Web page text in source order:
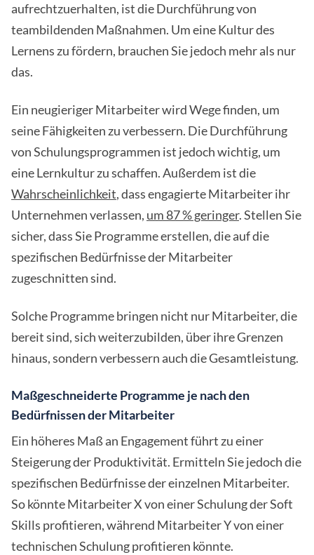
aufrechtzuerhalten, ist die Durchführung von
teambildenden Maßnahmen. Um eine Kultur des
Lernens zu fördern, brauchen Sie jedoch mehr als nur
das.
Ein neugieriger Mitarbeiter wird Wege finden, um
seine Fähigkeiten zu verbessern. Die Durchführung
von Schulungsprogrammen ist jedoch wichtig, um
eine Lernkultur zu schaffen. Außerdem ist die
Wahrscheinlichkeit, dass engagierte Mitarbeiter ihr
Unternehmen verlassen, um 87 % geringer. Stellen Sie
sicher, dass Sie Programme erstellen, die auf die
spezifischen Bedürfnisse der Mitarbeiter
zugeschnitten sind.
Solche Programme bringen nicht nur Mitarbeiter, die
bereit sind, sich weiterzubilden, über ihre Grenzen
hinaus, sondern verbessern auch die Gesamtleistung.
Maßgeschneiderte Programme je nach den
Bedürfnissen der Mitarbeiter
Ein höheres Maß an Engagement führt zu einer
Steigerung der Produktivität. Ermitteln Sie jedoch die
spezifischen Bedürfnisse der einzelnen Mitarbeiter.
So könnte Mitarbeiter X von einer Schulung der Soft
Skills profitieren, während Mitarbeiter Y von einer
technischen Schulung profitieren könnte.